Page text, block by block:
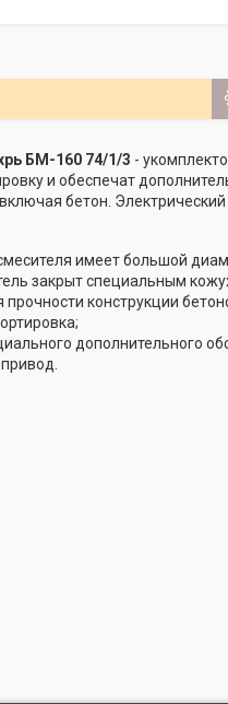
БМ-160 74/1/3 -
и обеспечат
бетон.
имеет большой
закрыт специальным
конструкции
дополнительного